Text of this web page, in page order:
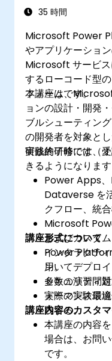
35 時間
Microsoft Power
やアプリケーショ
Microsoft サービス
するローコード型
フォームです。
本講座は、
ョンの設計・開発
ブルシューティン
の開発者を対象と
実践的研修です（
研修終了時には、
きるようになります
Power Apps
Dataverse を
クフロー、統
Microsoft
およびカスタ
Power
用いてデプロ
セキュリティ
ォーマンス最
践する。
講座形式について
インタラクテ
ン。
多数の演習問
実際の実験環
講座内容のカスタ
本講座の内容
場合は、お問
です。